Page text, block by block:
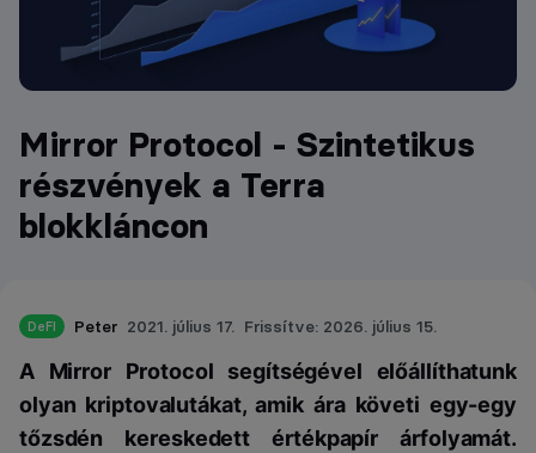
Mirror Protocol - Szintetikus
részvények a Terra
blokkláncon
DeFI Peter 2021. július 17. Frissítve: 2026. július 15.
A Mirror Protocol segítségével előállíthatunk
olyan kriptovalutákat, amik ára követi egy-egy
tőzsdén kereskedett értékpapír árfolyamát.